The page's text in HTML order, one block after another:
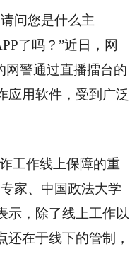
问您是什么主
了吗？”近日，网
网警通过直播擂台的
应用软件，受到广泛
工作线上保障的重
家、中国政法大学
示，除了线上工作以
在于线下的管制，